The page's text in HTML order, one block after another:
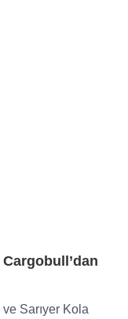
Sarıyer Kola